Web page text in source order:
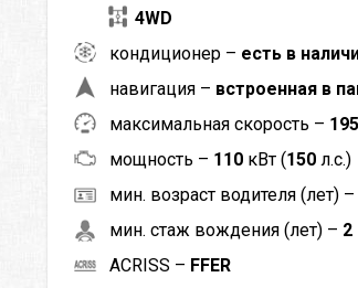
4WD
кондиционер – есть в
навигация – встроенная в
максимальная скорость – 195
мощность – 110 кВт (150 л.с.)
мин. возраст водителя (лет) –
мин. стаж вождения (лет) – 2
ACRISS – FFER